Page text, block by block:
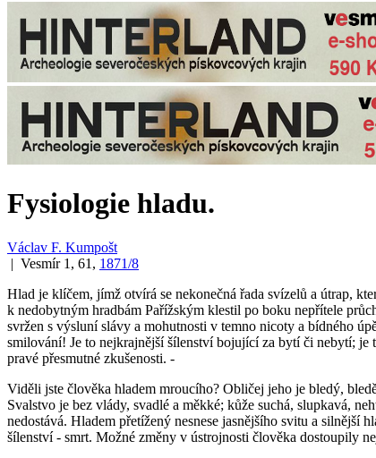
Fysiologie hladu.
Václav F. Kumpošt
| Vesmír 1, 61, 1871/8
Hlad je klíčem, jímž otvírá se nekonečná řada svízelů a útrap,
k nedobytným hradbám Pařížským klestil po boku nepřítele
svržen s výsluní slávy a mohutnosti v temno nicoty a bídného
smilování! Je to nejkrajnější šílenství bojující za bytí či nebytí;
pravé přesmutné zkušenosti. -
Viděli jste člověka hladem mroucího? Obličej jeho je bledý,
Svalstvo je bez vlády, svadlé a měkké; kůže suchá, slupkavá,
nedostává. Hladem přetížený nesnese jasnějšího svitu a silnější
šílenství - smrt. Možné změny v ústrojnosti člověka dostoupily